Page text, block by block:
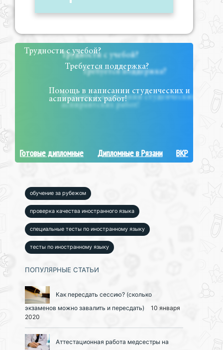
Трудности с учебой?
Требуется поддержка?
Помощь в написании студенческих и
аспирантских работ!
Готовые дипломные Дипломные в Рязани ВКР
обучение за рубежом
проверка качества иностранного языка
специальные тесты по иностранному языку
тесты по иностранному языку
ПОПУЛЯРНЫЕ СТАТЬИ
Как пересдать сессию? (сколько
экзаменов можно завалить и пересдать)
10 января
2020
Аттестационная работа медсестры на